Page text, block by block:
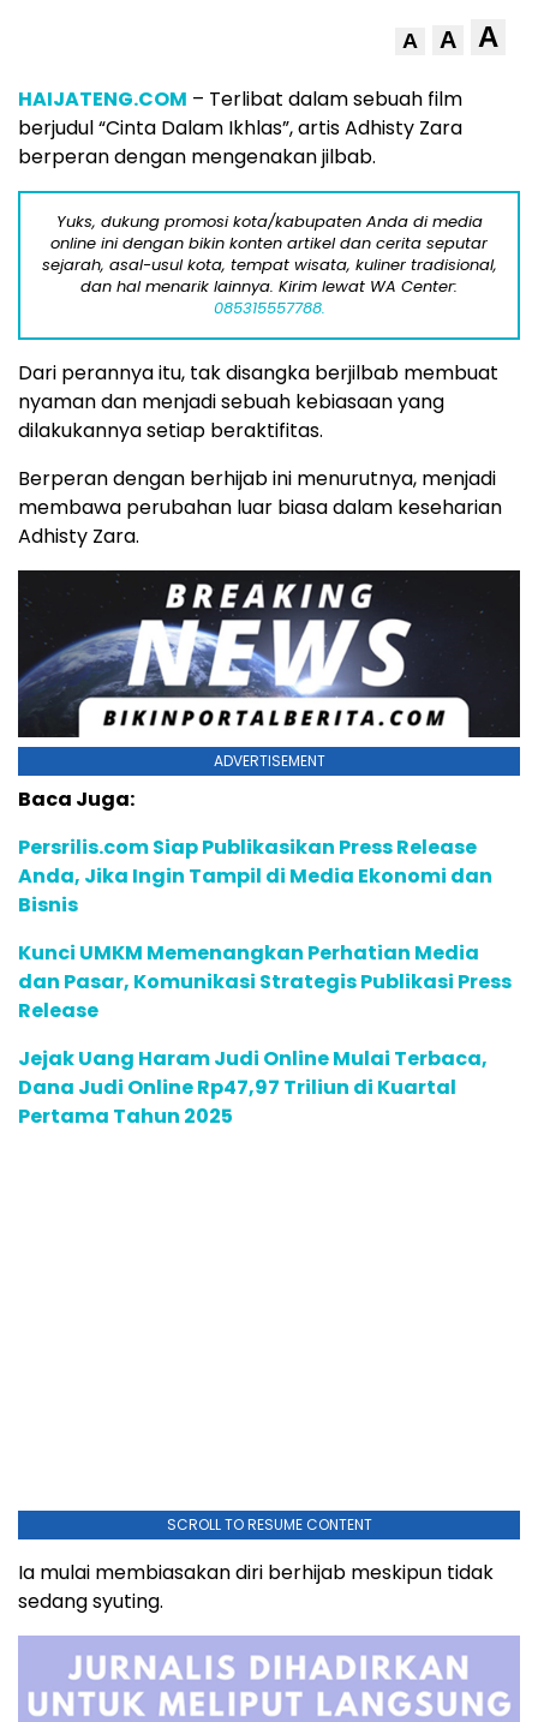
A A A
HAIJATENG.COM – Terlibat dalam sebuah film
berjudul “Cinta Dalam Ikhlas”, artis Adhisty Zara
berperan dengan mengenakan jilbab.
Yuks, dukung promosi kota/kabupaten Anda di media
online ini dengan bikin konten artikel dan cerita seputar
sejarah, asal-usul kota, tempat wisata, kuliner tradisional,
dan hal menarik lainnya. Kirim lewat WA Center:
085315557788.
Dari perannya itu, tak disangka berjilbab membuat
nyaman dan menjadi sebuah kebiasaan yang
dilakukannya setiap beraktifitas.
Berperan dengan berhijab ini menurutnya, menjadi
membawa perubahan luar biasa dalam keseharian
Adhisty Zara.
ADVERTISEMENT
Baca Juga:
Persrilis.com Siap Publikasikan Press Release
Anda, Jika Ingin Tampil di Media Ekonomi dan
Bisnis
Kunci UMKM Memenangkan Perhatian Media
dan Pasar, Komunikasi Strategis Publikasi Press
Release
Jejak Uang Haram Judi Online Mulai Terbaca,
Dana Judi Online Rp47,97 Triliun di Kuartal
Pertama Tahun 2025
SCROLL TO RESUME CONTENT
Ia mulai membiasakan diri berhijab meskipun tidak
sedang syuting.